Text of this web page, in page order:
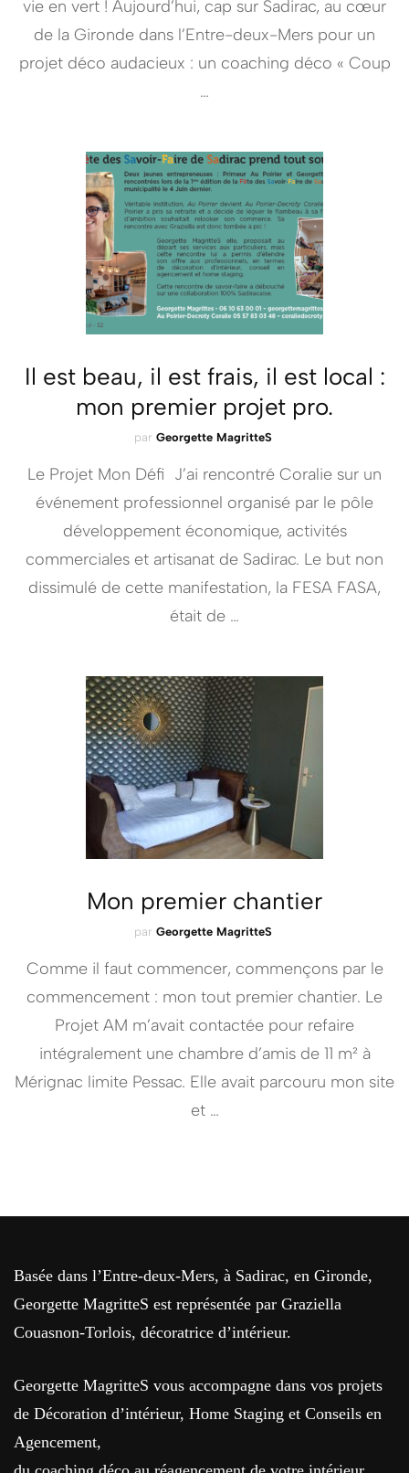
vie en vert ! Aujourd’hui, cap sur Sadirac, au cœur
de la Gironde dans l’Entre-deux-Mers pour un
projet déco audacieux : un coaching déco « Coup
…
Il est beau, il est frais, il est local :
mon premier projet pro.
par Georgette MagritteS
Le Projet Mon Défi J’ai rencontré Coralie sur un
événement professionnel organisé par le pôle
développement économique, activités
commerciales et artisanat de Sadirac. Le but non
dissimulé de cette manifestation, la FESA FASA,
était de …
Mon premier chantier
par Georgette MagritteS
Comme il faut commencer, commençons par le
commencement : mon tout premier chantier. Le
Projet AM m’avait contactée pour refaire
intégralement une chambre d’amis de 11 m² à
Mérignac limite Pessac. Elle avait parcouru mon site
et …
Basée dans l’Entre-deux-Mers, à Sadirac, en Gironde,
Georgette MagritteS est représentée par Graziella
Couasnon-Torlois, décoratrice d’intérieur.
Georgette MagritteS vous accompagne dans vos projets
de Décoration d’intérieur, Home Staging et Conseils en
Agencement,